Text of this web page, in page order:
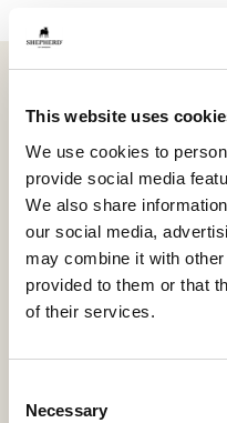
This website uses
We use cookies to
provide social media
We also share
our social media,
may combine it with
provided to them or that
of their services.
Selection
Necessary
fårskinn från Australien
120 cm blir den en
upp och skapar balans
Den runda formen gör
bord, där den ramar in
självklar i ett barnrum
öppet rum där du vill
med naturliga